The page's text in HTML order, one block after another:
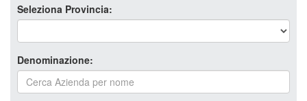
Seleziona Provincia:
Denominazione: